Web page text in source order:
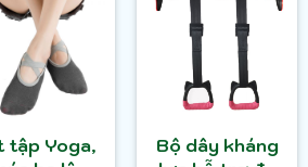
tập Yoga,
Bộ dây kháng